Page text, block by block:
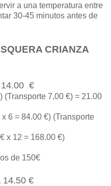
a una temperatura entre
30-45 minutos antes de
CRIANZA
€
(Transporte 7,00 €) = 21.00
6 = 84.00 €) (Transporte
x 12 = 168.00 €)
de 150€
14.50 €